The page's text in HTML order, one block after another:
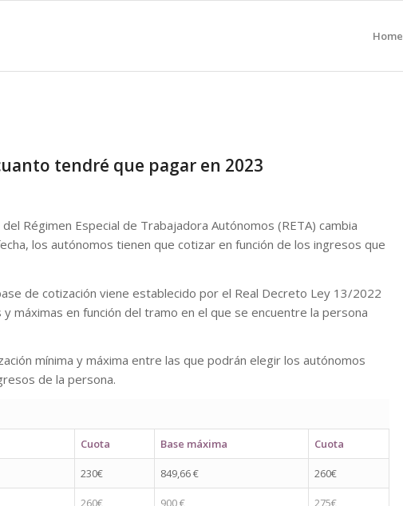
Home
tendré que pagar en 2023
Régimen Especial de Trabajadora Autónomos (RETA) cambia
los autónomos tienen que cotizar en función de los ingresos que
de cotización viene establecido por el Real Decreto Ley 13/2022
máximas en función del tramo en el que se encuentre la persona
mínima y máxima entre las que podrán elegir los autónomos
de la persona.
Cuota Base máxima Cuota
230€ 849,66 € 260€
260€ 900 € 275€